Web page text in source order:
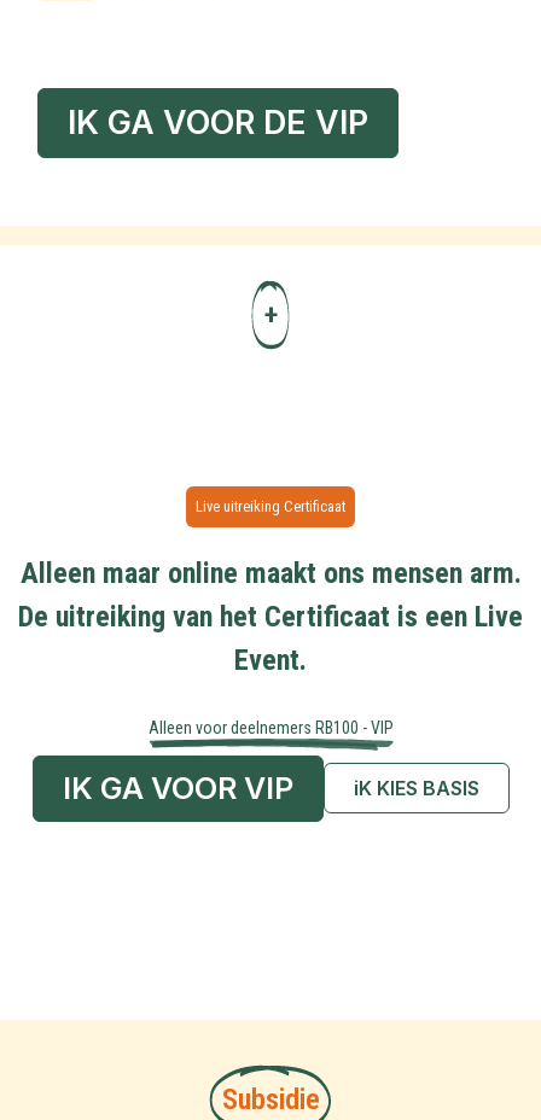
IK GA VOOR DE VIP
+
Live uitreiking Certificaat
Alleen maar online maakt ons mensen arm.
De uitreiking van het Certificaat is een Live
Event.
Alleen voor deelnemers RB100 - VIP
IK GA VOOR VIP iK KIES BASIS
Subsidie